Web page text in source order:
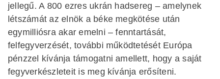
jellegű. A 800 ezres ukrán hadsereg – amelynek
létszámát az elnök a béke megkötése után
egymilliósra akar emelni – fenntartását,
felfegyverzését, további működtetését Európa
pénzzel kívánja támogatni amellett, hogy a saját
fegyverkészleteit is meg kívánja erősíteni.